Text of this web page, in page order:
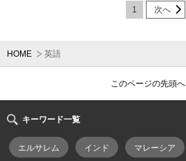
1 次へ
HOME 英語
このページの先頭へ
キーワード一覧
エルサレム インド マレーシア